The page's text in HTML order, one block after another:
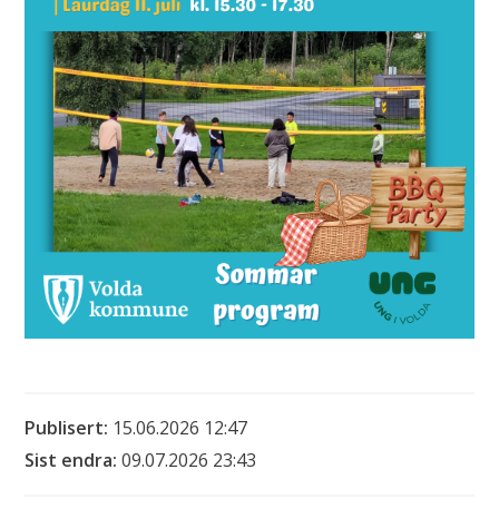
Publisert 15.06.2026 12:47
Sist endra 09.07.2026 23:43